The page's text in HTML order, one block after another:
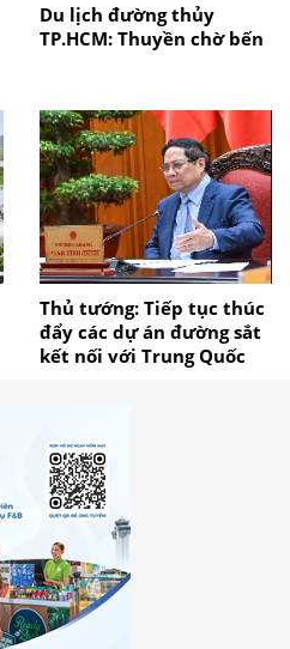
Du lịch đường thủy
TP.HCM: Thuyền chờ bến
Thủ tướng: Tiếp tục thúc
đẩy các dự án đường sắt
kết nối với Trung Quốc